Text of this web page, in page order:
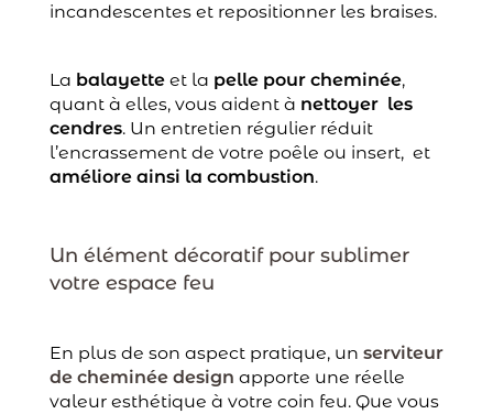
incandescentes et repositionner les braises.
La balayetteet la pelle pour cheminée,
quant à elles, vous aident à nettoyer les
cendres. Un entretien régulier réduit
l’encrassement de votre poêle ou insert, et
améliore ainsi la combustion.
Un élément décoratif pour sublimer
votre espace feu
En plus de son aspect pratique, un serviteur
de cheminée design apporte une réelle
valeur esthétique à votre coin feu. Que vous